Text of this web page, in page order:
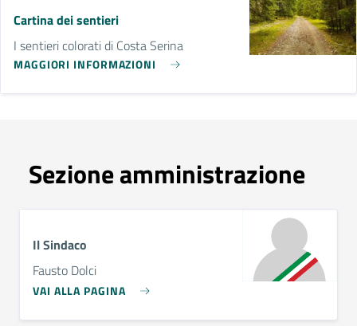
Cartina dei sentieri
I sentieri colorati di Costa Serina
MAGGIORI INFORMAZIONI
Sezione amministrazione
Il Sindaco
Fausto Dolci
VAI ALLA PAGINA